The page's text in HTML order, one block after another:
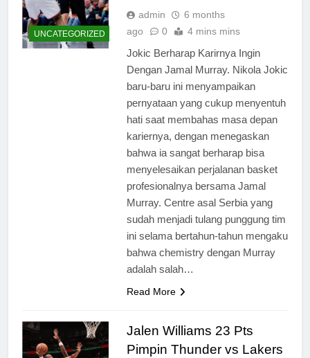
UNCATEGORIZED
admin
6 months
ago
0 4 mins mins
Jokic Berharap Karirnya Ingin
Dengan Jamal Murray. Nikola Jokic
baru-baru ini menyampaikan
pernyataan yang cukup menyentuh
hati saat membahas masa depan
kariernya, dengan menegaskan
bahwa ia sangat berharap bisa
menyelesaikan perjalanan basket
profesionalnya bersama Jamal
Murray. Centre asal Serbia yang
sudah menjadi tulang punggung tim
ini selama bertahun-tahun mengaku
bahwa chemistry dengan Murray
adalah salah…
Read More
Jalen Williams 23 Pts
Pimpin Thunder vs Lakers